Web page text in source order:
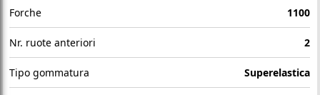
Forche 1100
Nr. ruote anteriori 2
Tipo gommatura Superelastica